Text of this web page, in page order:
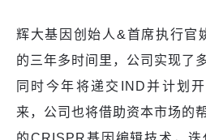
辉大基因创始人&首席执行官
的三年多时间里，公司实现了
同时今年将递交IND并计划
来，公司也将借助资本市场的